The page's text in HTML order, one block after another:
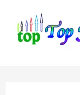
content